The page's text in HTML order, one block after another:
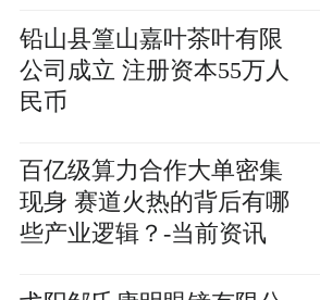
铅山县篁山嘉叶茶叶有限
公司成立 注册资本55万人
民币
百亿级算力合作大单密集
现身 赛道火热的背后有哪
些产业逻辑？-当前资讯